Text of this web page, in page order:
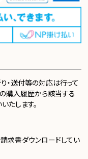
・送付等の対応は行って
購入履歴から該当する
たします。
求書ダウンロードしてい